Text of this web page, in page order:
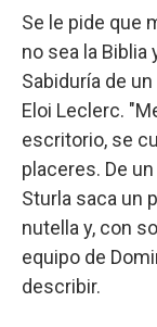
Se le pide que
no sea la Biblia
Sabiduría de
Eloi Leclerc.
escritorio, se
placeres. De
Sturla saca un
nutella y, con
equipo de
describir.